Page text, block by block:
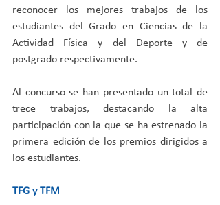
reconocer los mejores trabajos de los
estudiantes del Grado en Ciencias de la
Actividad Física y del Deporte y de
postgrado respectivamente.
Al concurso se han presentado un total de
trece trabajos, destacando la alta
participación con la que se ha estrenado la
primera edición de los premios dirigidos a
los estudiantes.
TFG y TFM